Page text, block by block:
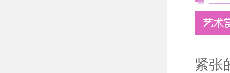
紧张